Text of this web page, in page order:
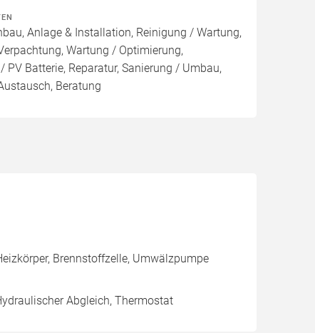
Anlage & Installation, Reinigung / Wartung,
Wartung / Optimierung,
PV Batterie, Reparatur, Sanierung / Umbau,
Beratung
Brennstoffzelle, Umwälzpumpe
Abgleich, Thermostat